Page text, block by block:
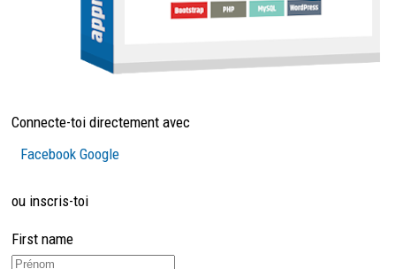
Connecte-toi directement avec
Facebook Google
ou inscris-toi
First name